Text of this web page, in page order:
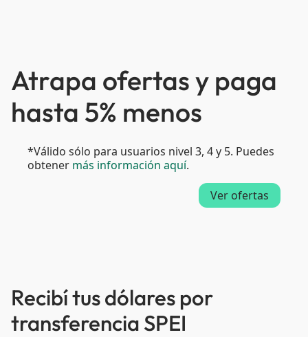
Atrapa ofertas y paga
hasta 5% menos
*Válido sólo para usuarios nivel 3, 4 y 5. Puedes
obtener más información aquí.
Ver ofertas
Recibí tus dólares por
transferencia SPEI